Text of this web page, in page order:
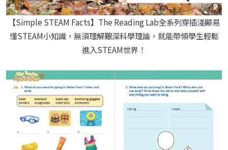
【Simple STEAM Facts】The Reading Lab全系列穿插淺顯易
懂STEAM小知識，無須理解艱深科學理論，就能帶領學生輕鬆
進入STEAM世界！